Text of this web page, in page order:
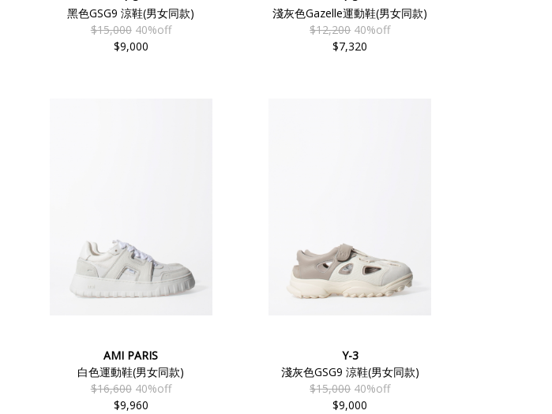
黑色GSG9 涼鞋(男女同款)
$15,000 40%off
$9,000
淺灰色Gazelle運動鞋(男女同款)
$12,200 40%off
$7,320
AMI PARIS
白色運動鞋(男女同款)
$16,600 40%off
$9,960
Y-3
淺灰色GSG9 涼鞋(男女同款)
$15,000 40%off
$9,000